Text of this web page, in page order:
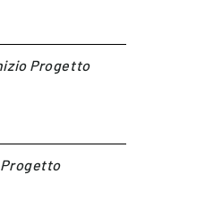
Progetto